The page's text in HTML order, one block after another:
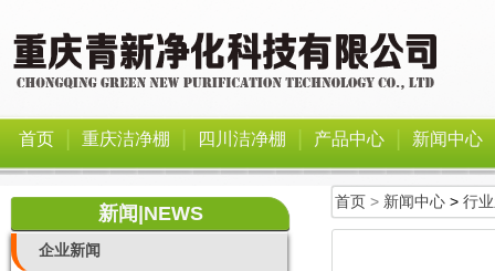
首页 重庆洁净棚 四川洁净棚 产品中心 新闻中心
新闻|NEWS
企业新闻
首页 > 新闻中心 > 行